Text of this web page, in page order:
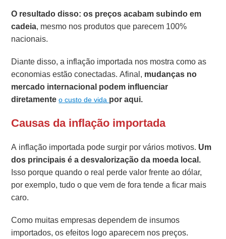
O resultado disso: os preços acabam subindo em
cadeia, mesmo nos produtos que parecem 100%
nacionais.
Diante disso, a inflação importada nos mostra como as
economias estão conectadas. Afinal, mudanças no
mercado internacional podem influenciar
diretamenteo custo de vida por aqui.
Causas da inflação importada
A inflação importada pode surgir por vários motivos. Um
dos principais é a desvalorização da moeda local.
Isso porque quando o real perde valor frente ao dólar,
por exemplo, tudo o que vem de fora tende a ficar mais
caro.
Como muitas empresas dependem de insumos
importados, os efeitos logo aparecem nos preços.